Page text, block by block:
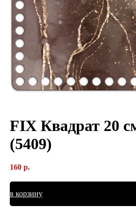
FIX Квадрат 20
(5409)
160 р.
в корзину